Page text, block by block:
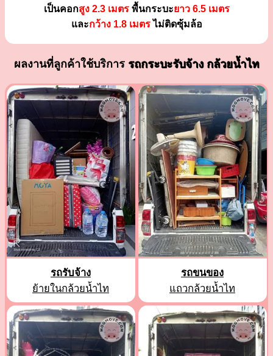
เป็นคอกสูง 2.3 เมตรพื้นกระบะยาว 6.5 เมตร
และกว้าง 1.8 เมตรไม่ติดซุ้มล้อ
ผลงานที่ลูกค้าใช้บริการ รถกระบะรับจ้าง กล้วยน้ำไท
รถรับจ้าง
ย้ายในกล้วยน้ำไท
รถขนของ
แถวกล้วยน้ำไท